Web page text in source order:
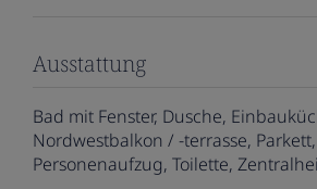
Ausstattung
Bad mit Fenster Dusche
Nordwestbalkon / -terrasse Parkett
Personenaufzug Toilette